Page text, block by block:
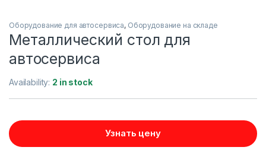
Оборудование для автосервиса, Оборудование на складе
Металлический стол для
автосервиса
Availability: 2 in stock
Узнать цену